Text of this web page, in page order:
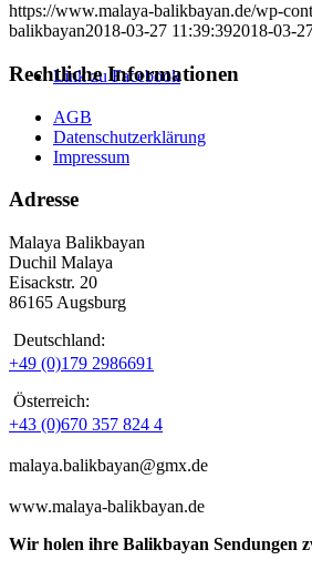
Link zu Facebook
https://www.malaya-balikbayan.de/wp-
balikbayan2018-03-27 11:39:392018-03-
Rechtliche Informationen
AGB
Datenschutzerklärung
Impressum
Adresse
Malaya Balikbayan
Duchil Malaya
Eisackstr. 20
86165 Augsburg
Deutschland:
+49 (0)179 2986691
Österreich:
+43 (0)670 357 824 4
malaya.balikbayan@gmx.de
www.malaya-balikbayan.de
Wir holen ihre Balikbayan Sendungen